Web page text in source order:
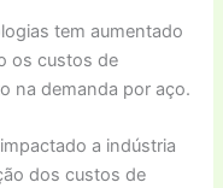
tem aumentado
os custos de
na demanda por aço.
a indústria
dos custos de